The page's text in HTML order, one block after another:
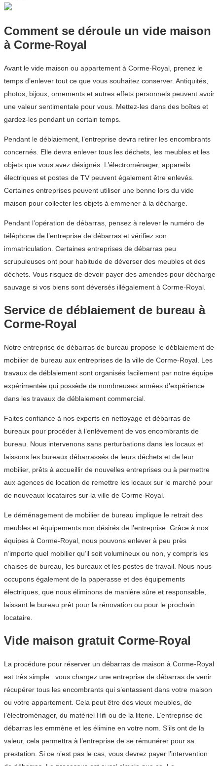
Comment se déroule un vide maison
à Corme-Royal
Avant le vide maison ou appartement à Corme-Royal, prenez le
temps d’enlever tout ce que vous souhaitez conserver. Antiquités,
photos, bijoux, ornements et autres effets personnels peuvent avoir
une valeur sentimentale pour vous. Mettez-les dans des boîtes et
gardez-les pendant un certain temps.
Pendant le déblaiement, l’entreprise devra retirer les encombrants
concernés. Elle devra enlever tous les déchets, les meubles et les
objets que vous avez désignés. L’électroménager, appareils
électriques et postes de TV peuvent également être enlevés.
Certaines entreprises peuvent utiliser une benne lors du vide
maison pour collecter les objets à emmener à la décharge.
Pendant l’opération de débarras, pensez à relever le numéro de
téléphone de l’entreprise de débarras et vérifiez son
immatriculation. Certaines entreprises de débarras peu
scrupuleuses ont pour habitude de déverser des meubles et des
déchets. Vous risquez de devoir payer des amendes pour décharge
sauvage si vos biens sont déversés illégalement à Corme-Royal.
Service de déblaiement de bureau à
Corme-Royal
Notre entreprise de débarras de bureau propose le déblaiement de
mobilier de bureau aux entreprises de la ville de Corme-Royal. Les
travaux de déblaiement sont organisés facilement par notre équipe
expérimentée qui possède de nombreuses années d’expérience
dans les travaux de déblaiement commercial.
Faites confiance à nos experts en nettoyage et débarras de
bureaux pour procéder à l’enlèvement de vos encombrants de
bureau. Nous intervenons sans perturbations dans les locaux et
laissons les bureaux débarrassés de leurs déchets et de leur
mobilier, prêts à accueillir de nouvelles entreprises ou à permettre
aux agences de location de remettre les locaux sur le marché pour
de nouveaux locataires sur la ville de Corme-Royal.
Le déménagement de mobilier de bureau implique le retrait des
meubles et équipements non désirés de l’entreprise. Grâce à nos
équipes à Corme-Royal, nous pouvons enlever à peu près
n’importe quel mobilier qu’il soit volumineux ou non, y compris les
chaises de bureau, les bureaux et les postes de travail. Nous nous
occupons également de la paperasse et des équipements
électriques, que nous éliminons de manière sûre et responsable,
laissant le bureau prêt pour la rénovation ou pour le prochain
locataire.
Vide maison gratuit Corme-Royal
La procédure pour réserver un débarras de maison à Corme-Royal
est très simple : vous chargez une entreprise de débarras de venir
récupérer tous les encombrants qui s’entassent dans votre maison
ou votre appartement. Cela peut être des vieux meubles, de
l’électroménager, du matériel Hifi ou de la literie. L’entreprise de
débarras les emmène et les élimine en votre nom. S’ils ont de la
valeur, cela permettra à l’entreprise de se rémunérer pour sa
prestation. Si ce n’est pas le cas, vous devrez payer l’intervention